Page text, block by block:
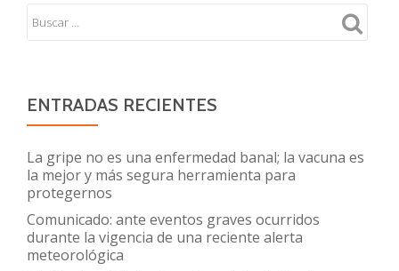
de
ENTRADAS RECIENTES
La gripe no es una enfermedad banal; la vacuna es
la mejor y más segura herramienta para
protegernos
Comunicado: ante eventos graves ocurridos
durante la vigencia de una reciente alerta
meteorológica